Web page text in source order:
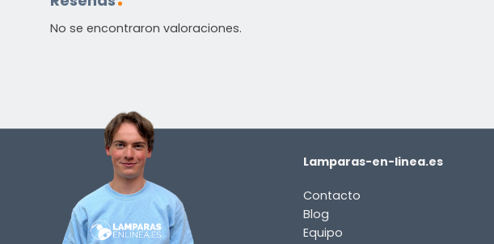
No se encontraron valoraciones.
Lamparas-en-linea.es
Contacto
Blog
Equipo